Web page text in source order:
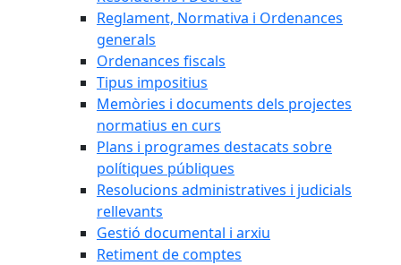
Reglament, Normativa i Ordenances
generals
Ordenances fiscals
Tipus impositius
Memòries i documents dels projectes
normatius en curs
Plans i programes destacats sobre
polítiques públiques
Resolucions administratives i judicials
rellevants
Gestió documental i arxiu
Retiment de comptes